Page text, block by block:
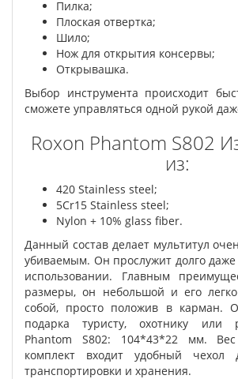
Пилка;
Плоская отвертка;
Шило;
Нож для открытия консервы;
Открывашка.
Выбор инструмента происходит
сможете управляться одной рукой
Roxon Phantom S802
из:
420 Stainless steel;
5Cr15 Stainless steel;
Nylon + 10% glass fiber.
Данный состав делает мультитул
убиваемым. Он прослужит долго
использовании. Главным
размеры, он небольшой и его
собой, просто положив в карман.
подарка туристу, охотнику или
Phantom S802: 104*43*22 мм.
комплект входит удобный чехол
транспортировки и хранения.